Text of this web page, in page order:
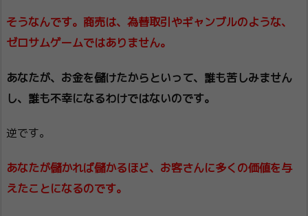
そうなんです。商売は、為替取引やギャンブルのような、
ゼロサムゲームではありません。
あなたが、お金を儲けたからといって、誰も苦しみません
し、誰も不幸になるわけではないのです。
逆です。
あなたが儲かれば儲かるほど、お客さんに多くの価値を与
えたことになるのです。